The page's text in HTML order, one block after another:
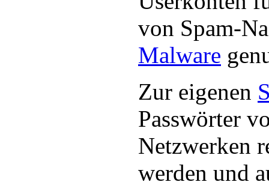
von Spam-
Malware
Zur eigenen
Passwörter
Netzwerken
werden und